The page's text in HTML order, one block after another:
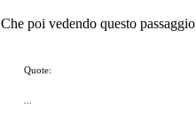
Che poi vedendo questo
Quote: